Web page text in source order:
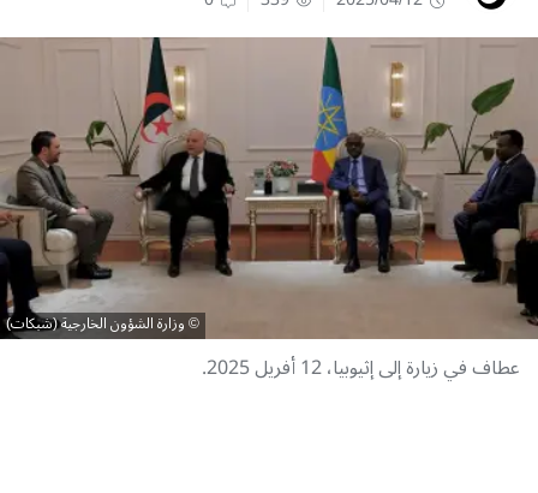
وزارة الشؤون الخارجية (شبكات)
عطاف في زيارة إلى إثيوبيا، 12 أفريل 2025.